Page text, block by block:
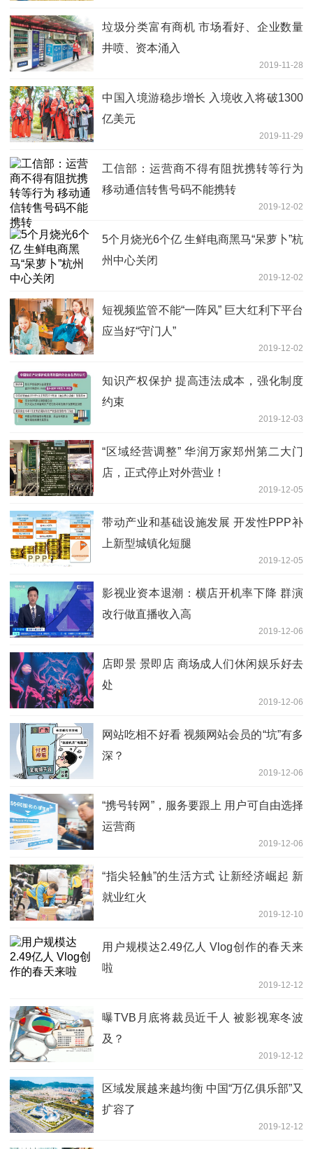
垃圾分类富有商机 市场看好、企业数量
井喷、资本涌入
2019-11-28
中国入境游稳步增长 入境收入将破1300
亿美元
2019-11-29
工信部：运营商不得有阻扰携转等行为
移动通信转售号码不能携转
2019-12-02
5个月烧光6个亿 生鲜电商黑马“呆萝卜”杭
州中心关闭
2019-12-02
短视频监管不能“一阵风” 巨大红利下平台
应当好“守门人”
2019-12-02
知识产权保护 提高违法成本，强化制度
约束
2019-12-03
“区域经营调整” 华润万家郑州第二大门
店，正式停止对外营业！
2019-12-05
带动产业和基础设施发展 开发性PPP补
上新型城镇化短腿
2019-12-05
影视业资本退潮：横店开机率下降 群演
改行做直播收入高
2019-12-06
店即景 景即店 商场成人们休闲娱乐好去
处
2019-12-06
网站吃相不好看 视频网站会员的“坑”有多
深？
2019-12-06
“携号转网”，服务要跟上 用户可自由选择
运营商
2019-12-06
“指尖轻触”的生活方式 让新经济崛起 新
就业红火
2019-12-10
用户规模达2.49亿人 Vlog创作的春天来
啦
2019-12-12
曝TVB月底将裁员近千人 被影视寒冬波
及？
2019-12-12
区域发展越来越均衡 中国“万亿俱乐部”又
扩容了
2019-12-12